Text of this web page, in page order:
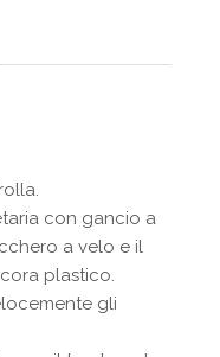
con gancio a
a velo e il
plastico.
gli